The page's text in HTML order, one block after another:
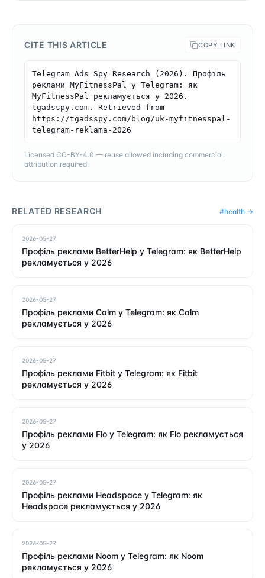
CITE THIS ARTICLE COPY LINK
Telegram Ads Spy Research (2026). Профіль
реклами MyFitnessPal у Telegram: як
MyFitnessPal рекламується у 2026.
tgadsspy.com. Retrieved from
https://tgadsspy.com/blog/uk-myfitnesspal-
telegram-reklama-2026
Licensed CC-BY-4.0 — reuse allowed including commercial,
attribution required.
RELATED RESEARCH #health →
2026-05-27
Профіль реклами BetterHelp у Telegram: як BetterHelp
рекламується у 2026
2026-05-27
Профіль реклами Calm у Telegram: як Calm
рекламується у 2026
2026-05-27
Профіль реклами Fitbit у Telegram: як Fitbit
рекламується у 2026
2026-05-27
Профіль реклами Flo у Telegram: як Flo рекламується
у 2026
2026-05-27
Профіль реклами Headspace у Telegram: як
Headspace рекламується у 2026
2026-05-27
Профіль реклами Noom у Telegram: як Noom
рекламується у 2026